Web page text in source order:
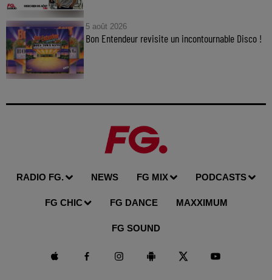
5 août 2026
Bon Entendeur revisite un incontournable Disco !
RADIO FG. NEWS FG MIX PODCASTS
FG CHIC FG DANCE MAXXIMUM
FG SOUND